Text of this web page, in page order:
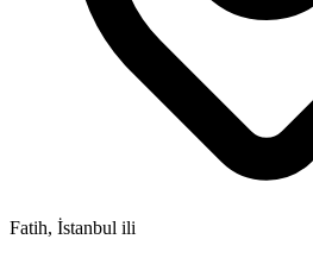
Fatih, İstanbul ili